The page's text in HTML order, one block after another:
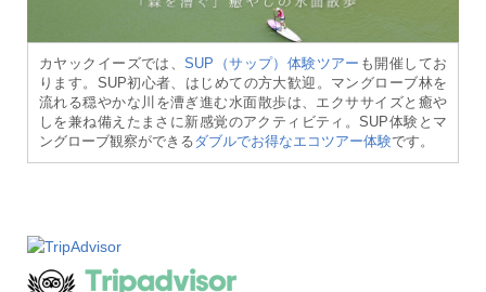
カヤックイーズでは、SUP（サップ）体験ツアー も開催してお
ります。SUP初心者、はじめての方大歓迎。マングローブ林を
流れる穏やかな川を漕ぎ進む水面散歩は、エクササイズと癒や
しを兼ね備えたまさに新感覚のアクティビティ。SUP体験とマ
ングローブ観察ができるダブルでお得なエコツアー体験です。